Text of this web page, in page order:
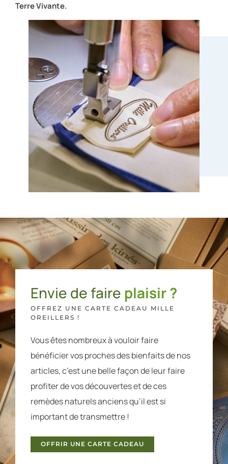
Terre Vivante.
Envie de faire plaisir ?
OFFREZ UNE CARTE CADEAU MILLE
OREILLERS !
Vous êtes nombreux à vouloir faire
bénéficier vos proches des bienfaits de nos
articles, c’est une belle façon de leur faire
profiter de vos découvertes et de ces
remèdes naturels anciens qu’il est si
important de transmettre !
OFFRIR UNE CARTE CADEAU